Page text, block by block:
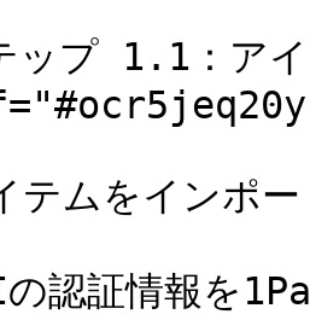
プ 1.1：アイ
テムをインポ
認証情報を